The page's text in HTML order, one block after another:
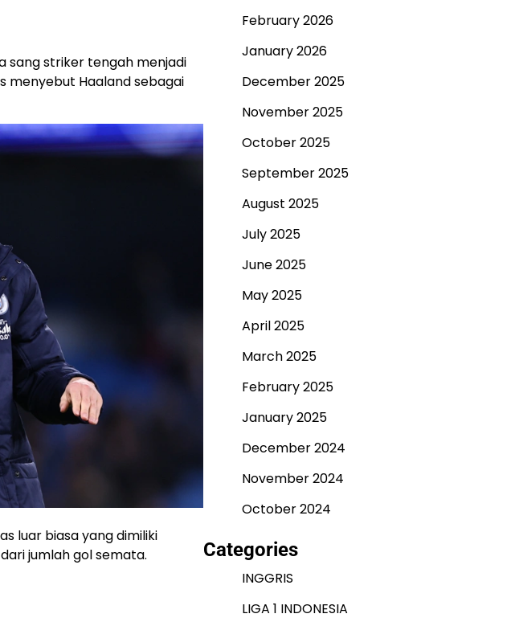
sang striker tengah menjadi
menyebut Haaland sebagai
luar biasa yang dimiliki
jumlah gol semata.
February 2026
January 2026
December 2025
November 2025
October 2025
September 2025
August 2025
July 2025
June 2025
May 2025
April 2025
March 2025
February 2025
January 2025
December 2024
November 2024
October 2024
Categories
INGGRIS
LIGA 1 INDONESIA